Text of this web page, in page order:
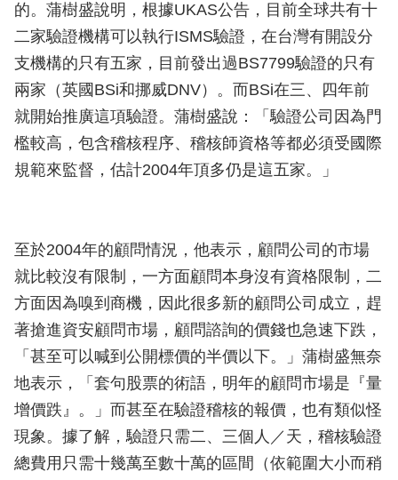
的。蒲樹盛說明，根據UKAS公告，目前全球共有十
二家驗證機構可以執行ISMS驗證，在台灣有開設分
支機構的只有五家，目前發出過BS7799驗證的只有
兩家（英國BSi和挪威DNV）。而BSi在三、四年前
就開始推廣這項驗證。蒲樹盛說：「驗證公司因為門
檻較高，包含稽核程序、稽核師資格等都必須受國際
規範來監督，估計2004年頂多仍是這五家。」
至於2004年的顧問情況，他表示，顧問公司的市場
就比較沒有限制，一方面顧問本身沒有資格限制，二
方面因為嗅到商機，因此很多新的顧問公司成立，趕
著搶進資安顧問市場，顧問諮詢的價錢也急速下跌，
「甚至可以喊到公開標價的半價以下。」蒲樹盛無奈
地表示，「套句股票的術語，明年的顧問市場是『量
增價跌』。」而甚至在驗證稽核的報價，也有類似怪
現象。據了解，驗證只需二、三個人／天，稽核驗證
總費用只需十幾萬至數十萬的區間（依範圍大小而稍